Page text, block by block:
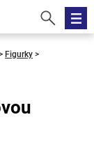
Figurky >